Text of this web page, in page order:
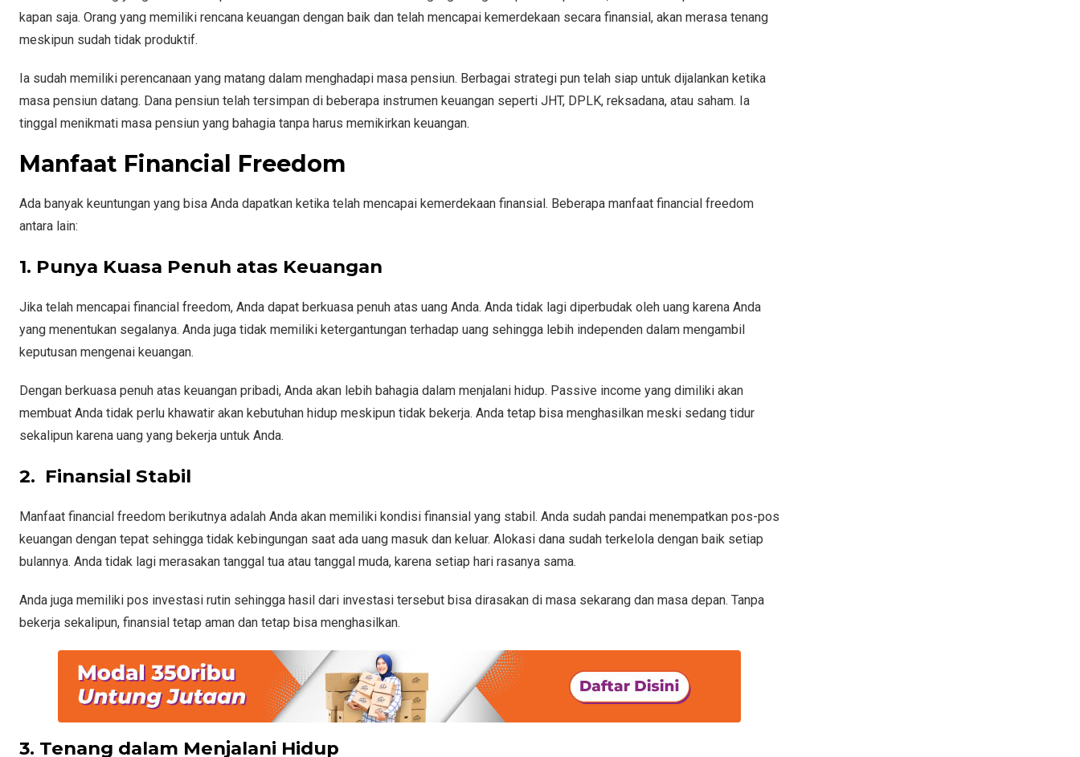
kapan saja. Orang yang memiliki rencana keuangan dengan baik dan telah mencapai kemerdekaan secara finansial, akan merasa tenang
meskipun sudah tidak produktif.
Ia sudah memiliki perencanaan yang matang dalam menghadapi masa pensiun. Berbagai strategi pun telah siap untuk dijalankan ketika
masa pensiun datang. Dana pensiun telah tersimpan di beberapa instrumen keuangan seperti JHT, DPLK, reksadana, atau saham. Ia
tinggal menikmati masa pensiun yang bahagia tanpa harus memikirkan keuangan.
Manfaat Financial Freedom
Ada banyak keuntungan yang bisa Anda dapatkan ketika telah mencapai kemerdekaan finansial. Beberapa manfaat financial freedom
antara lain:
1. Punya Kuasa Penuh atas Keuangan
Jika telah mencapai financial freedom, Anda dapat berkuasa penuh atas uang Anda. Anda tidak lagi diperbudak oleh uang karena Anda
yang menentukan segalanya. Anda juga tidak memiliki ketergantungan terhadap uang sehingga lebih independen dalam mengambil
keputusan mengenai keuangan.
Dengan berkuasa penuh atas keuangan pribadi, Anda akan lebih bahagia dalam menjalani hidup. Passive income yang dimiliki akan
membuat Anda tidak perlu khawatir akan kebutuhan hidup meskipun tidak bekerja. Anda tetap bisa menghasilkan meski sedang tidur
sekalipun karena uang yang bekerja untuk Anda.
2. Finansial Stabil
Manfaat financial freedom berikutnya adalah Anda akan memiliki kondisi finansial yang stabil. Anda sudah pandai menempatkan pos-pos
keuangan dengan tepat sehingga tidak kebingungan saat ada uang masuk dan keluar. Alokasi dana sudah terkelola dengan baik setiap
bulannya. Anda tidak lagi merasakan tanggal tua atau tanggal muda, karena setiap hari rasanya sama.
Anda juga memiliki pos investasi rutin sehingga hasil dari investasi tersebut bisa dirasakan di masa sekarang dan masa depan. Tanpa
bekerja sekalipun, finansial tetap aman dan tetap bisa menghasilkan.
3. Tenang dalam Menjalani Hidup